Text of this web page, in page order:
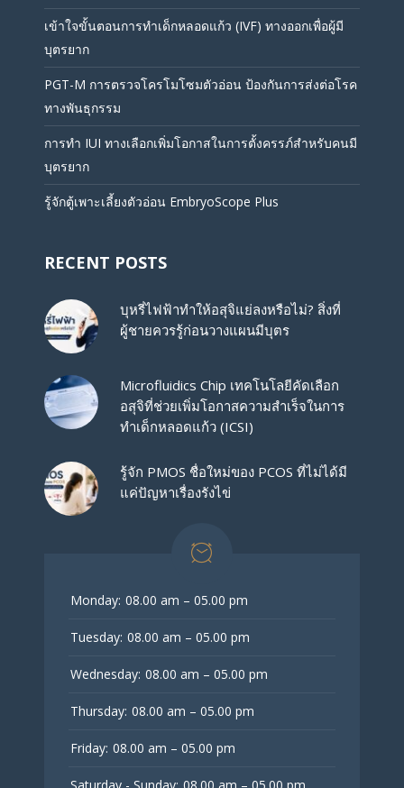
เข้าใจขั้นตอนการทำเด็กหลอดแก้ว (IVF) ทางออกเพื่อผู้มี
บุตรยาก
PGT-M การตรวจโครโมโซมตัวอ่อน ป้องกันการส่งต่อโรค
ทางพันธุกรรม
การทำ IUI ทางเลือกเพิ่มโอกาสในการตั้งครรภ์สำหรับคนมี
บุตรยาก
รู้จักตู้เพาะเลี้ยงตัวอ่อน EmbryoScope Plus
RECENT POSTS
บุหรี่ไฟฟ้าทำให้อสุจิแย่ลงหรือไม่? สิ่งที่
ผู้ชายควรรู้ก่อนวางแผนมีบุตร
Microfluidics Chip เทคโนโลยีคัดเลือก
อสุจิที่ช่วยเพิ่มโอกาสความสำเร็จในการ
ทำเด็กหลอดแก้ว (ICSI)
รู้จัก PMOS ชื่อใหม่ของ PCOS ที่ไม่ได้มี
แค่ปัญหาเรื่องรังไข่
Monday: 08.00 am – 05.00 pm
Tuesday: 08.00 am – 05.00 pm
Wednesday: 08.00 am – 05.00 pm
Thursday: 08.00 am – 05.00 pm
Friday: 08.00 am – 05.00 pm